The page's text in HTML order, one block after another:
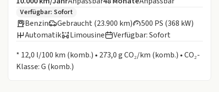
Zusätzliche Fahrzeuginformationen:
Verfügbar: Sofort
Benzin Gebraucht (23.900 km)
500 PS (368 kW)
Automatik
Limousine
Verfügbar: Sofort
* 12,0 l/100 km (komb.) • 273,0 g CO₂/km (komb.) • CO₂-
Klasse: G (komb.)